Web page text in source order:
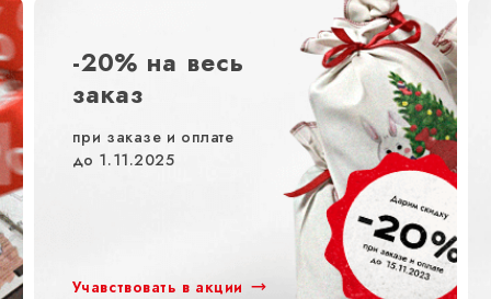
-20% на весь
заказ
при заказе и оплате
до 1.11.2025
Учавствовать в акции